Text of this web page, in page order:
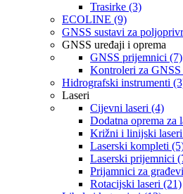
Trasirke (3)
ECOLINE (9)
GNSS sustavi za
GNSS uređaji i oprema
GNSS prijemnici (7)
Kontroleri za
Hidrografski instrumenti
Laseri
Cijevni laseri (4)
Dodatna oprema za
Križni i linijski
Laserski kompleti
Laserski prijemnici
Prijamnici za
Rotacijski laseri (21)